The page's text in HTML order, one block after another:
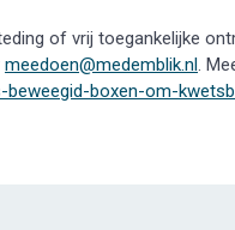
of vrij toegankelijke
meedoen@medemblik.nl.
boxen-om-